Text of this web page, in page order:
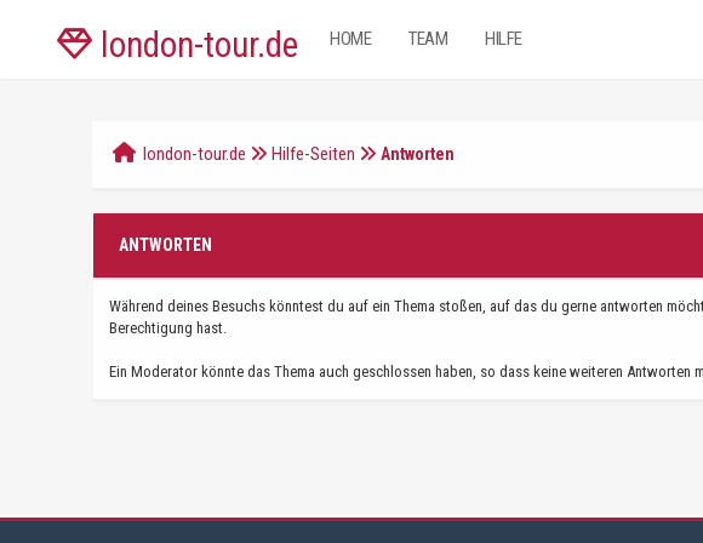
london-tour.de HOME TEAM HILFE
london-tour.de Hilfe-Seiten Antworten
ANTWORTEN
Während deines Besuchs könntest du auf ein Thema stoßen, auf das du gerne antworten
Berechtigung hast.
Ein Moderator könnte das Thema auch geschlossen haben, so dass keine weiteren